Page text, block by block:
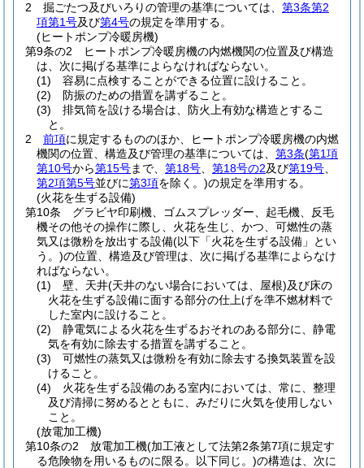
2
掘ごたつ及びいろりの管理の基準については、 第3条第2
項第1号及び第4号の規定を準用する。
(ヒートポンプ冷暖房機)
第9条の2
ヒートポンプ冷暖房機の内燃機関の位置及び構造
は、次に掲げる基準によらなければならない。
(1)
容易に点検することができる位置に設けること。
(2)
防振のための措置を講ずること。
(3)
排気筒を設ける場合は、防火上有効な構造とするこ
と。
2
前項に規定するもののほか、ヒートポンプ冷暖房機の内燃
機関の位置、構造及び管理の基準については、 第3条(第1項
第10号から第15号まで、 第18号 第18号の2及び第19号
第2項第5号並びに第3項を除く。)の規定を準用する。
(火花を生ずる設備)
第10条
グラビヤ印刷機、ゴムスプレッダー、起毛機、反毛
機その他その操作に際し、火花を生じ、かつ、可燃性の蒸
気又は微粉を放出する設備(以下「火花を生ずる設備」とい
う。)の位置、構造及び管理は、次に掲げる基準によらなけ
ればならない。
(1)
壁、天井(天井のない場合においては、屋根)及び床の
火花を生ずる設備に面する部分の仕上げを準不燃材料で
した室内に設けること。
(2)
静電気による火花を生ずるおそれのある部分に、静電
気を有効に除去する措置を講ずること。
(3)
可燃性の蒸気又は微粉を有効に除去する換気装置を設
けること。
(4)
火花を生ずる設備のある室内においては、常に、整理
及び清掃に努めるとともに、みだりに火気を使用しない
こと。
(放電加工機)
第10条の2
放電加工機(加工液として法第2条第7項に規定す
る危険物を用いるものに限る。以下同じ。)の構造は、次に